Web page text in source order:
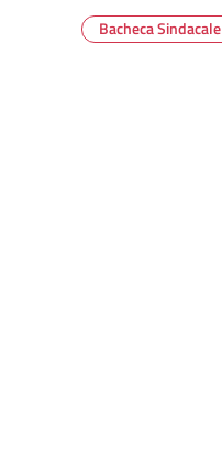
Bacheca Sindacale